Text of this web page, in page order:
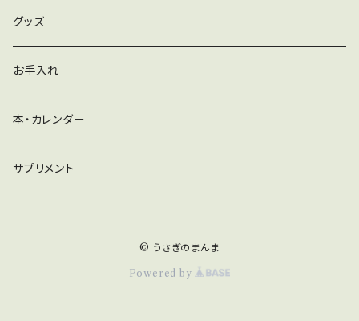
グッズ
お手入れ
本・カレンダー
サプリメント
© うさぎのまんま
Powered by